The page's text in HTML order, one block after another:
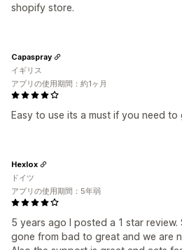
shopify store.
Easy to use its a must if you need
Capaspray
イギリス
アプリの使用期間：約1ヶ月
5 years ago I posted a 1 star review.
gone from bad to great and we are
Hexlox
ドイツ
アプリの使用期間：5年弱